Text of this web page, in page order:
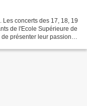
Les concerts des 17, 18, 19
de l'Ecole Supérieure de
présenter leur passion